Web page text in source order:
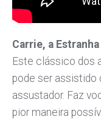
Carrie, a
Este clássico dos
pode ser assistido
assustador. Faz
pior maneira